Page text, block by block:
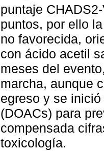
puntaje
puntos, por ello
no favorecida,
con ácido acetil
meses del
marcha, aunque
egreso y se
(DOACs) para
compensada
toxicología.